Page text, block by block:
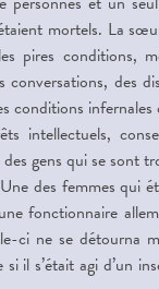
mortels. La
pires conditions,
conversations, des
conditions
intellectuels,
gens qui se sont
des femmes qui
fonctionnaire
ci ne se détourna
il s’était agi d’un